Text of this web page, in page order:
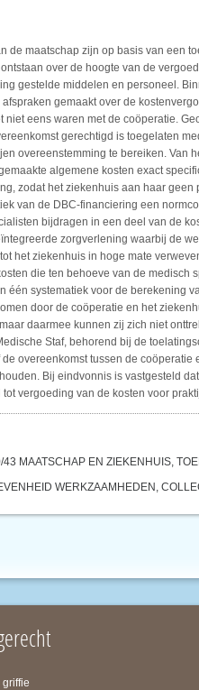
de maatschap zijn op basis van een
over de hoogte van de
gestelde middelen en personeel.
gemaakt over de
niet eens waren met de coöperatie.
gerechtigd is toegelaten
overeenstemming te bereiken. Van
algemene kosten exact
zodat het ziekenhuis aan haar
van de DBC-financiering een
bijdragen in een deel van de
zorgverlening waarbij de
het ziekenhuis in hoge mate
die ten behoeve van de medisch
één systematiek voor de berekening
door de coöperatie en het
daarmee kunnen zij zich niet
Staf, behorend bij de
de overeenkomst tussen de
Bij eindvonnis is vastgesteld
vergoeding van de kosten voor
43 MAATSCHAP EN ZIEKENHUIS,
WERKZAAMHEDEN,
griffie